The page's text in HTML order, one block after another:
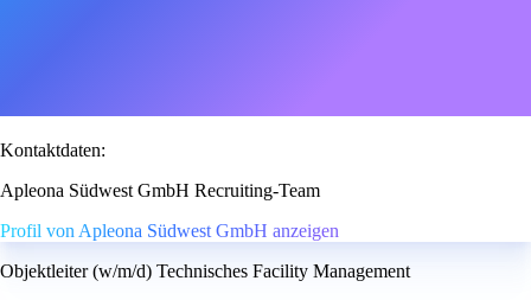
Kontaktdaten:
Apleona Südwest GmbH Recruiting-Team
Profil von Apleona Südwest GmbH anzeigen
Objektleiter (w/m/d) Technisches Facility Management